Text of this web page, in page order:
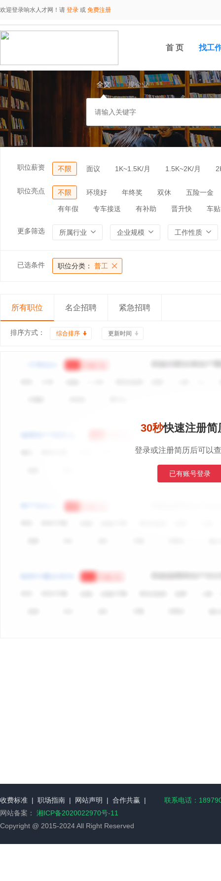
欢迎登录响水人才网！请 登录 或 免费注册
首 页 找工
全文 搜企业
职位薪资 不限 面议 1K~1.5K/月 1.5K~2K/月
职位亮点 不限 环境好 年终奖 双休 五险一金
有年假 专车接送 有补助 晋升快 车贴
更多筛选 所属行业 企业规模 工作性质
已选条件 职位分类： 普工
所有职位 名企招聘 紧急招聘
排序方式： 综合排序 更新时间
30秒快速注册简
登录或注册简历后可以
已有账号登录
收费标准 | 职场指南 | 网站声明 | 合作共赢 |
联系电话：
网站备案： 湘ICP备2020022970号-11
Copyright @ 2015-2024 All Right Reserved